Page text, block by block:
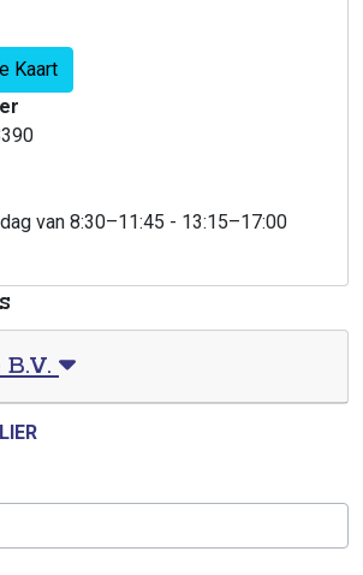
Kaart
van 8:30–11:45 - 13:15–17:00